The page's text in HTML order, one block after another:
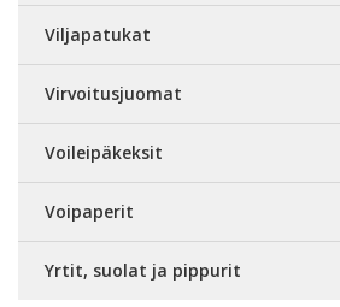
Viljapatukat
Virvoitusjuomat
Voileipäkeksit
Voipaperit
Yrtit, suolat ja pippurit